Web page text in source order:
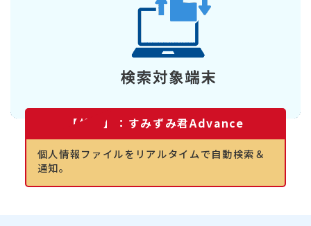
【検索】：すみずみ君Advance
個人情報ファイルをリアルタイムで自動検索＆
通知。